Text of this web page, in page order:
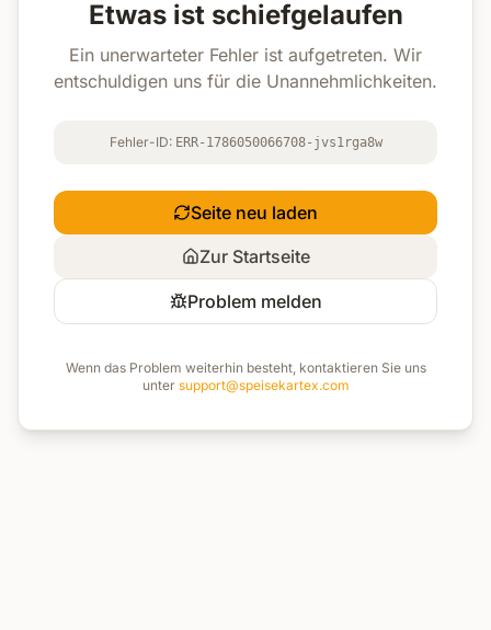
Etwas ist schiefgelaufen
Ein unerwarteter Fehler ist aufgetreten. Wir
entschuldigen uns für die Unannehmlichkeiten.
Fehler-ID: ERR-1786050066708-jvs1rga8w
Seite neu laden
Zur Startseite
Problem melden
Wenn das Problem weiterhin besteht, kontaktieren Sie uns
unter support@speisekartex.com